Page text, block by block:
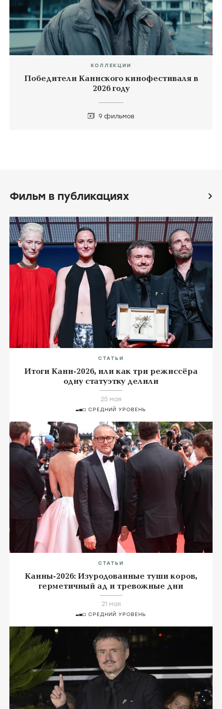
КОЛЛЕКЦИИ
Победители Каннского кинофестиваля в
2026 году
9 фильмов
Фильм в публикациях icon
СТАТЬИ
Итоги Канн-2026, или как три режиссёра
одну статуэтку делили
25 мая
СРЕДНИЙ УРОВЕНЬ
СТАТЬИ
Канны-2026: Изуродованные туши коров,
герметичный ад и тревожные дни
21 мая
СРЕДНИЙ УРОВЕНЬ